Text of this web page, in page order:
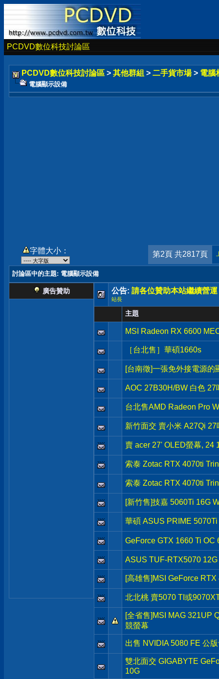
PCDVD數位科技討論區
PCDVD數位科技討論區 > 其他群組 > 二手貨市場 > 電腦
電腦顯示設備
字體大小： 第2頁 共2817頁
討論區中的主題: 電腦顯示設備
廣告贊助 公告: 請各位贊助本站繼續營運
站長
主題
MSI Radeon RX 6600
［台北售］華碩1660s
[台南徵]一張免外接電源的
AOC 27B30H/BW 白色 27
台北售AMD Radeon Pro
新竹面交 賣小米 A27Qi
賣 acer 27' OLED螢幕, 24
索泰 Zotac RTX 4070ti
索泰 Zotac RTX 4070ti
[新竹售]技嘉 5060Ti 16G
華碩 ASUS PRIME 5070Ti
GeForce GTX 1660 Ti OC
ASUS TUF-RTX5070 12G
[高雄售]MSI GeForce
北北桃 賣5070 TI或
[全省售]MSI MAG 321UP
競螢幕
出售 NVIDIA 5080 FE 公
雙北面交 GIGABYTE
10G